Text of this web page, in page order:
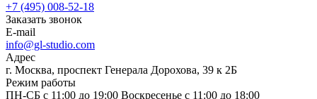
+7 (495) 008-52-18
Заказать звонок
E-mail
info@gl-studio.com
Адрес
г. Москва, проспект Генерала Дорохова, 39 к 2Б
Режим работы
ПН-СБ с 11:00 до 19:00 Воскресенье с 11:00 до 18:00